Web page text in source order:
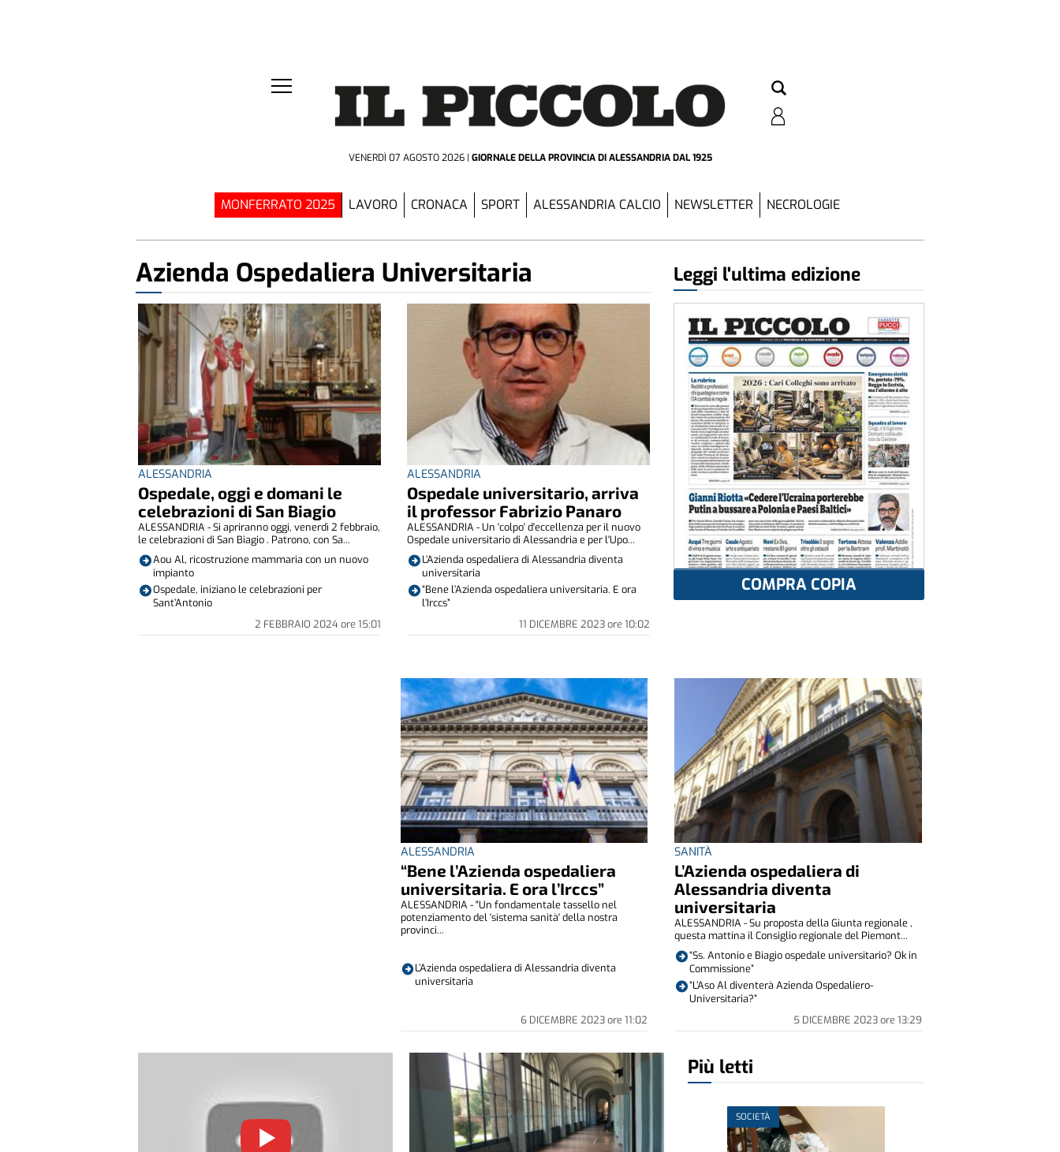
VENERDÌ 07 AGOSTO 2026 GIORNALE DELLA PROVINCIADI ALESSANDRIA DAL 1925
MONFERRATO 2025 LAVORO CRONACA SPORT ALESSANDRIA CALCIO NEWSLETTER NECROLOGIE
Azienda Ospedaliera Universitaria
ALESSANDRIA
Ospedale, oggi e domani le
celebrazioni di San Biagio
2 FEBBRAIO 2024ore 15:01
ALESSANDRIA - Si apriranno oggi, venerdì 2 febbraio,
le celebrazioni di San Biagio . Patrono, con Sa...
Aou Al, ricostruzione mammaria con un nuovo
impianto
Ospedale, iniziano le celebrazioni per
Sant’Antonio
ALESSANDRIA
Ospedale universitario, arriva
il professor Fabrizio Panaro
11 DICEMBRE 2023ore 10:02
ALESSANDRIA - Un 'colpo' d'eccellenza per il nuovo
Ospedale universitario di Alessandria e per l'Upo...
L’Azienda ospedaliera di Alessandria diventa
universitaria
“Bene l’Azienda ospedaliera universitaria. E ora
l’Irccs”
Leggi l'ultima edizione
COMPRA COPIA
ALESSANDRIA
“Bene l’Azienda ospedaliera
universitaria. E ora l’Irccs”
6 DICEMBRE 2023ore 11:02
ALESSANDRIA - "Un fondamentale tassello nel
potenziamento del 'sistema sanità' della nostra
provinci...
L’Azienda ospedaliera di Alessandria diventa
universitaria
SANITÀ
L’Azienda ospedaliera di
Alessandria diventa
universitaria
5 DICEMBRE 2023ore 13:29
ALESSANDRIA - Su proposta della Giunta regionale ,
questa mattina il Consiglio regionale del Piemont...
“Ss. Antonio e Biagio ospedale universitario? Ok in
Commissione”
“L’Aso Al diventerà Azienda Ospedaliero-
Universitaria?”
Più letti
SOCIETÀ